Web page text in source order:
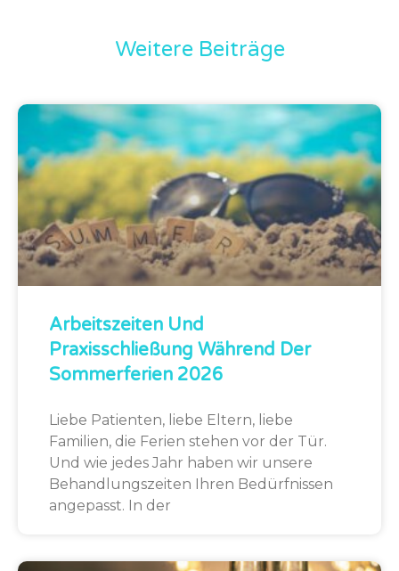
Weitere Beiträge
Arbeitszeiten Und
Praxisschließung Während Der
Sommerferien 2026
Liebe Patienten, liebe Eltern, liebe
Familien, die Ferien stehen vor der Tür.
Und wie jedes Jahr haben wir unsere
Behandlungszeiten Ihren Bedürfnissen
angepasst. In der